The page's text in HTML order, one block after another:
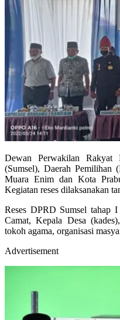
Dewan Perwakilan Rakyat
(Sumsel), Daerah
Muara Enim dan Kota
Kegiatan reses dilaksanakan
Reses DPRD Sumsel tahap
Camat, Kepala Desa
tokoh agama, organisasi
Advertisement